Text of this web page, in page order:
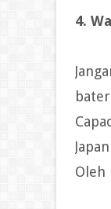
4.
Oleh